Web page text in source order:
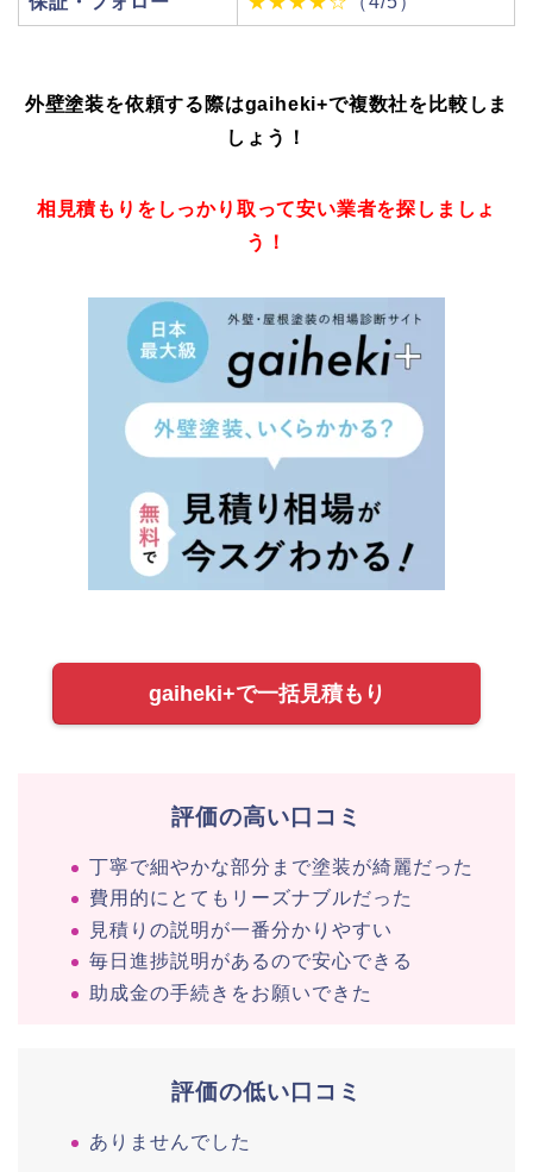
外壁塗装を依頼する際はgaiheki+で複数社を比較しま
しょう！
相見積もりをしっかり取って安い業者を探しましょ
う！
gaiheki+で一括見積もり
評価の高い口コミ
丁寧で細やかな部分まで塗装が綺麗だった
費用的にとてもリーズナブルだった
見積りの説明が一番分かりやすい
毎日進捗説明があるので安心できる
助成金の手続きをお願いできた
評価の低い口コミ
ありませんでした